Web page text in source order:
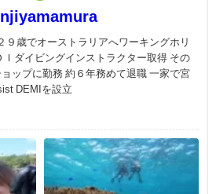
９歳でオーストラリアへワーキングホリ
ダイビングインストラクター取得 その
ップに勤務 約６年務めて退職 一家で宮
DEMIを設立